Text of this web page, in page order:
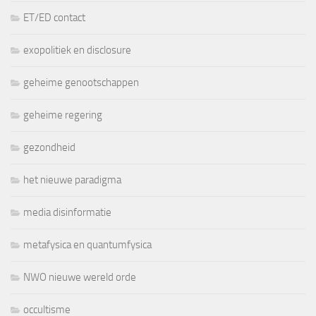
ET/ED contact
exopolitiek en disclosure
geheime genootschappen
geheime regering
gezondheid
het nieuwe paradigma
media disinformatie
metafysica en quantumfysica
NWO nieuwe wereld orde
occultisme